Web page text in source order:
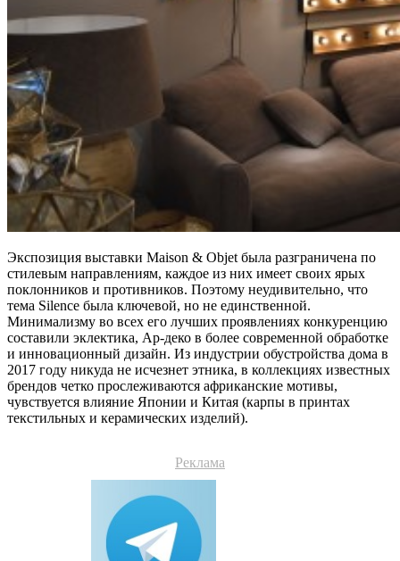
Экспозиция выставки Maison & Objet была разграничена по
стилевым направлениям, каждое из них имеет своих ярых
поклонников и противников. Поэтому неудивительно, что
тема Silence была ключевой, но не единственной.
Минимализму во всех его лучших проявлениях конкуренцию
составили эклектика, Ар-деко в более современной обработке
и инновационный дизайн. Из индустрии обустройства дома в
2017 году никуда не исчезнет этника, в коллекциях известных
брендов четко прослеживаются африканские мотивы,
чувствуется влияние Японии и Китая (карпы в принтах
текстильных и керамических изделий).
Реклама